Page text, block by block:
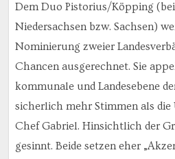
Dem Duo Pistorius/Köpping
Niedersachsen bzw. Sachsen)
Nominierung zweier
Chancen ausgerechnet. Sie
kommunale und Landesebene
sicherlich mehr Stimmen als
Chef Gabriel. Hinsichtlich der
gesinnt. Beide setzen eher